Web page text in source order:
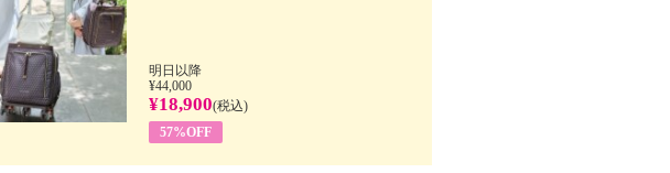
明日以降
¥44,000
¥18,900(税込)
57%OFF